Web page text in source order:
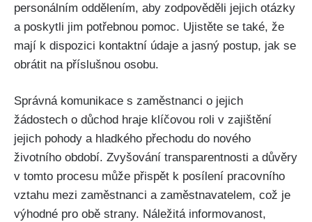
personálním oddělením, aby zodpověděli jejich otázky
a poskytli jim potřebnou pomoc. Ujistěte se také, že
mají k dispozici kontaktní údaje a jasný postup, jak se
obrátit na příslušnou osobu.
Správná komunikace s zaměstnanci o jejich
žádostech o důchod hraje klíčovou roli v zajištění
jejich pohody a hladkého přechodu do nového
životního období. Zvyšování transparentnosti a důvěry
v tomto procesu může přispět k posílení pracovního
vztahu mezi zaměstnanci a zaměstnavatelem, což je
výhodné pro obě strany. Náležitá informovanost,